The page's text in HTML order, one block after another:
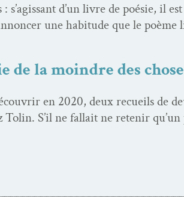
d’un livre de poésie, il
une habi­tude que le
de la moindre des
en 2020, deux recueils de
S’il ne fal­lait ne retenir